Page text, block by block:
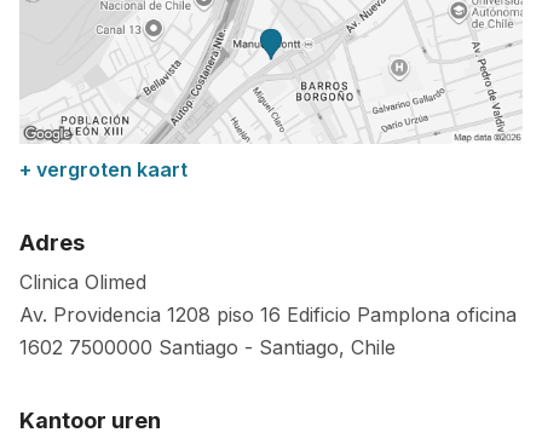
+ vergroten kaart
Adres
Clinica Olimed
Av. Providencia 1208 piso 16 Edificio Pamplona oficina
1602 7500000 Santiago - Santiago, Chile
Kantoor uren